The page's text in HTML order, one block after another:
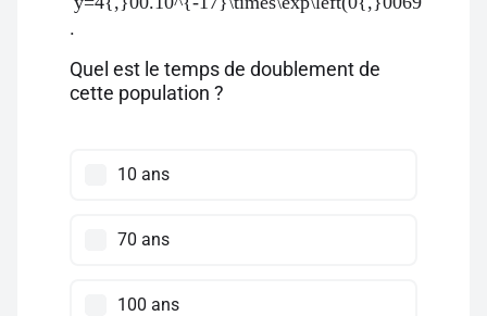
.
Quel est le temps de doublement de
cette population ?
10 ans
70 ans
100 ans